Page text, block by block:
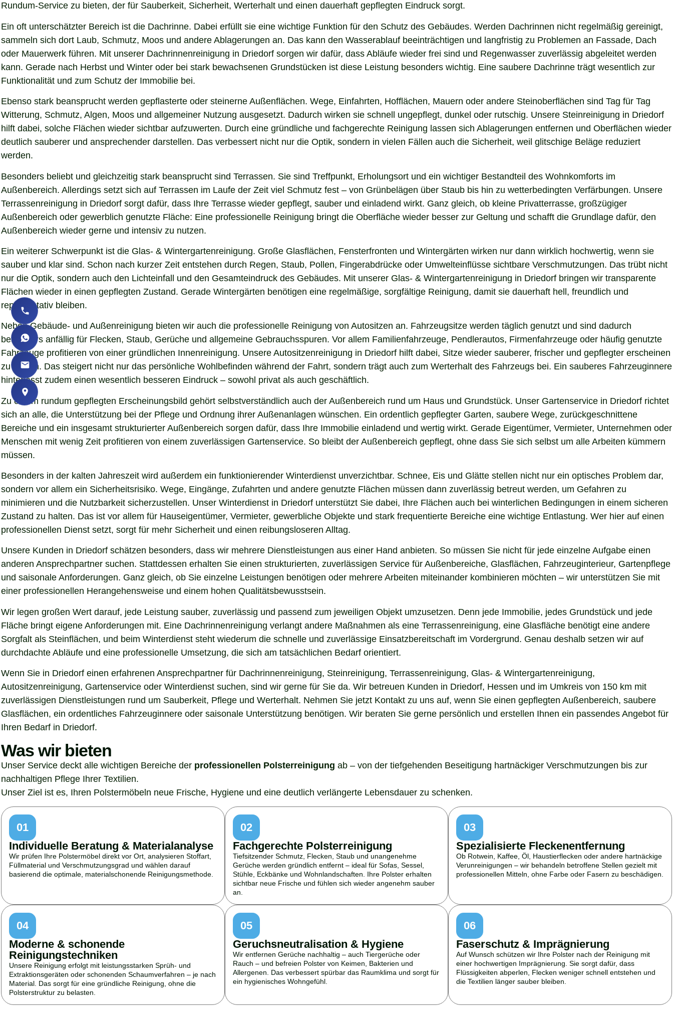
Rundum-Service zu bieten, der für Sauberkeit, Sicherheit, Werterhalt und einen dauerhaft gepflegten Eindruck sorgt.
Ein oft unterschätzter Bereich ist die Dachrinne. Dabei erfüllt sie eine wichtige Funktion für den Schutz des Gebäudes. Werden Dachrinnen nicht regelmäßig gereinigt,
sammeln sich dort Laub, Schmutz, Moos und andere Ablagerungen an. Das kann den Wasserablauf beeinträchtigen und langfristig zu Problemen an Fassade, Dach
oder Mauerwerk führen. Mit unserer Dachrinnenreinigung in Driedorf sorgen wir dafür, dass Abläufe wieder frei sind und Regenwasser zuverlässig abgeleitet werden
kann. Gerade nach Herbst und Winter oder bei stark bewachsenen Grundstücken ist diese Leistung besonders wichtig. Eine saubere Dachrinne trägt wesentlich zur
Funktionalität und zum Schutz der Immobilie bei.
Ebenso stark beansprucht werden gepflasterte oder steinerne Außenflächen. Wege, Einfahrten, Hofflächen, Mauern oder andere Steinoberflächen sind Tag für Tag
Witterung, Schmutz, Algen, Moos und allgemeiner Nutzung ausgesetzt. Dadurch wirken sie schnell ungepflegt, dunkel oder rutschig. Unsere Steinreinigung in Driedorf
hilft dabei, solche Flächen wieder sichtbar aufzuwerten. Durch eine gründliche und fachgerechte Reinigung lassen sich Ablagerungen entfernen und Oberflächen wieder
deutlich sauberer und ansprechender darstellen. Das verbessert nicht nur die Optik, sondern in vielen Fällen auch die Sicherheit, weil glitschige Beläge reduziert
werden.
Besonders beliebt und gleichzeitig stark beansprucht sind Terrassen. Sie sind Treffpunkt, Erholungsort und ein wichtiger Bestandteil des Wohnkomforts im
Außenbereich. Allerdings setzt sich auf Terrassen im Laufe der Zeit viel Schmutz fest – von Grünbelägen über Staub bis hin zu wetterbedingten Verfärbungen. Unsere
Terrassenreinigung in Driedorf sorgt dafür, dass Ihre Terrasse wieder gepflegt, sauber und einladend wirkt. Ganz gleich, ob kleine Privatterrasse, großzügiger
Außenbereich oder gewerblich genutzte Fläche: Eine professionelle Reinigung bringt die Oberfläche wieder besser zur Geltung und schafft die Grundlage dafür, den
Außenbereich wieder gerne und intensiv zu nutzen.
Ein weiterer Schwerpunkt ist die Glas- & Wintergartenreinigung. Große Glasflächen, Fensterfronten und Wintergärten wirken nur dann wirklich hochwertig, wenn sie
sauber und klar sind. Schon nach kurzer Zeit entstehen durch Regen, Staub, Pollen, Fingerabdrücke oder Umwelteinflüsse sichtbare Verschmutzungen. Das trübt nicht
nur die Optik, sondern auch den Lichteinfall und den Gesamteindruck des Gebäudes. Mit unserer Glas- & Wintergartenreinigung in Driedorf bringen wir transparente
Flächen wieder in einen gepflegten Zustand. Gerade Wintergärten benötigen eine regelmäßige, sorgfältige Reinigung, damit sie dauerhaft hell, freundlich und
repräsentativ bleiben.
Neben Gebäude- und Außenreinigung bieten wir auch die professionelle Reinigung von Autositzen an. Fahrzeugsitze werden täglich genutzt und sind dadurch
besonders anfällig für Flecken, Staub, Gerüche und allgemeine Gebrauchsspuren. Vor allem Familienfahrzeuge, Pendlerautos, Firmenfahrzeuge oder häufig genutzte
Fahrzeuge profitieren von einer gründlichen Innenreinigung. Unsere Autositzenreinigung in Driedorf hilft dabei, Sitze wieder sauberer, frischer und gepflegter erscheinen
zu lassen. Das steigert nicht nur das persönliche Wohlbefinden während der Fahrt, sondern trägt auch zum Werterhalt des Fahrzeugs bei. Ein sauberes Fahrzeuginnere
hinterlässt zudem einen wesentlich besseren Eindruck – sowohl privat als auch geschäftlich.
Zu einem rundum gepflegten Erscheinungsbild gehört selbstverständlich auch der Außenbereich rund um Haus und Grundstück. Unser Gartenservice in Driedorf richtet
sich an alle, die Unterstützung bei der Pflege und Ordnung ihrer Außenanlagen wünschen. Ein ordentlich gepflegter Garten, saubere Wege, zurückgeschnittene
Bereiche und ein insgesamt strukturierter Außenbereich sorgen dafür, dass Ihre Immobilie einladend und wertig wirkt. Gerade Eigentümer, Vermieter, Unternehmen oder
Menschen mit wenig Zeit profitieren von einem zuverlässigen Gartenservice. So bleibt der Außenbereich gepflegt, ohne dass Sie sich selbst um alle Arbeiten kümmern
müssen.
Besonders in der kalten Jahreszeit wird außerdem ein funktionierender Winterdienst unverzichtbar. Schnee, Eis und Glätte stellen nicht nur ein optisches Problem dar,
sondern vor allem ein Sicherheitsrisiko. Wege, Eingänge, Zufahrten und andere genutzte Flächen müssen dann zuverlässig betreut werden, um Gefahren zu
minimieren und die Nutzbarkeit sicherzustellen. Unser Winterdienst in Driedorf unterstützt Sie dabei, Ihre Flächen auch bei winterlichen Bedingungen in einem sicheren
Zustand zu halten. Das ist vor allem für Hauseigentümer, Vermieter, gewerbliche Objekte und stark frequentierte Bereiche eine wichtige Entlastung. Wer hier auf einen
professionellen Dienst setzt, sorgt für mehr Sicherheit und einen reibungsloseren Alltag.
Unsere Kunden in Driedorf schätzen besonders, dass wir mehrere Dienstleistungen aus einer Hand anbieten. So müssen Sie nicht für jede einzelne Aufgabe einen
anderen Ansprechpartner suchen. Stattdessen erhalten Sie einen strukturierten, zuverlässigen Service für Außenbereiche, Glasflächen, Fahrzeuginterieur, Gartenpflege
und saisonale Anforderungen. Ganz gleich, ob Sie einzelne Leistungen benötigen oder mehrere Arbeiten miteinander kombinieren möchten – wir unterstützen Sie mit
einer professionellen Herangehensweise und einem hohen Qualitätsbewusstsein.
Wir legen großen Wert darauf, jede Leistung sauber, zuverlässig und passend zum jeweiligen Objekt umzusetzen. Denn jede Immobilie, jedes Grundstück und jede
Fläche bringt eigene Anforderungen mit. Eine Dachrinnenreinigung verlangt andere Maßnahmen als eine Terrassenreinigung, eine Glasfläche benötigt eine andere
Sorgfalt als Steinflächen, und beim Winterdienst steht wiederum die schnelle und zuverlässige Einsatzbereitschaft im Vordergrund. Genau deshalb setzen wir auf
durchdachte Abläufe und eine professionelle Umsetzung, die sich am tatsächlichen Bedarf orientiert.
Wenn Sie in Driedorf einen erfahrenen Ansprechpartner für Dachrinnenreinigung, Steinreinigung, Terrassenreinigung, Glas- & Wintergartenreinigung,
Autositzenreinigung, Gartenservice oder Winterdienst suchen, sind wir gerne für Sie da. Wir betreuen Kunden in Driedorf, Hessen und im Umkreis von 150 km mit
zuverlässigen Dienstleistungen rund um Sauberkeit, Pflege und Werterhalt. Nehmen Sie jetzt Kontakt zu uns auf, wenn Sie einen gepflegten Außenbereich, saubere
Glasflächen, ein ordentliches Fahrzeuginnere oder saisonale Unterstützung benötigen. Wir beraten Sie gerne persönlich und erstellen Ihnen ein passendes Angebot für
Ihren Bedarf in Driedorf.
Was wir bieten
Unser Service deckt alle wichtigen Bereiche der professionellen Polsterreinigung ab – von der tiefgehenden Beseitigung hartnäckiger Verschmutzungen bis zur
nachhaltigen Pflege Ihrer Textilien.
Unser Ziel ist es, Ihren Polstermöbeln neue Frische, Hygiene und eine deutlich verlängerte Lebensdauer zu schenken.
01
Individuelle Beratung & Materialanalyse
Wir prüfen Ihre Polstermöbel direkt vor Ort, analysieren Stoffart,
Füllmaterial und Verschmutzungsgrad und wählen darauf
basierend die optimale, materialschonende Reinigungsmethode.
02
Fachgerechte Polsterreinigung
Tiefsitzender Schmutz, Flecken, Staub und unangenehme
Gerüche werden gründlich entfernt – ideal für Sofas, Sessel,
Stühle, Eckbänke und Wohnlandschaften. Ihre Polster erhalten
sichtbar neue Frische und fühlen sich wieder angenehm sauber
an.
03
Spezialisierte Fleckenentfernung
Ob Rotwein, Kaffee, Öl, Haustierflecken oder andere hartnäckige
Verunreinigungen – wir behandeln betroffene Stellen gezielt mit
professionellen Mitteln, ohne Farbe oder Fasern zu beschädigen.
04
Moderne & schonende
Reinigungstechniken
Unsere Reinigung erfolgt mit leistungsstarken Sprüh- und
Extraktionsgeräten oder schonenden Schaumverfahren – je nach
Material. Das sorgt für eine gründliche Reinigung, ohne die
Polsterstruktur zu belasten.
05
Geruchsneutralisation & Hygiene
Wir entfernen Gerüche nachhaltig – auch Tiergerüche oder
Rauch – und befreien Polster von Keimen, Bakterien und
Allergenen. Das verbessert spürbar das Raumklima und sorgt für
ein hygienisches Wohngefühl.
06
Faserschutz & Imprägnierung
Auf Wunsch schützen wir Ihre Polster nach der Reinigung mit
einer hochwertigen Imprägnierung. Sie sorgt dafür, dass
Flüssigkeiten abperlen, Flecken weniger schnell entstehen und
die Textilien länger sauber bleiben.